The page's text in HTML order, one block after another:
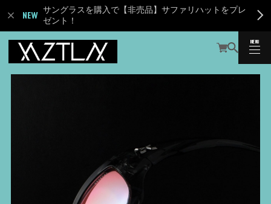
サングラスを購入で【非売品】サファリハットをプレ
ゼント！
MENU
CLOSE